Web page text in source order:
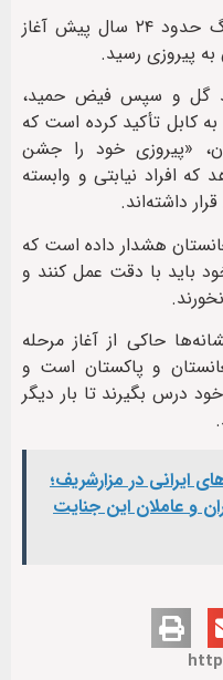
فضلی می‌گوید مرحله دوم این جنگ حدود ۲۴ سال پیش آغاز
گل و سپس فیض حمید،
کابل تأکید کرده است که
«پیروزی خود را جشن
افراد نیابتی و وابسته
داشته‌اند.
هشدار داده است که
باید با دقت عمل کنند و
حاکی از آغاز مرحله
و پاکستان است و
درس بگیرند تا بار دیگر
ایرانی در مزارشریف؛
و عاملان این جنایت